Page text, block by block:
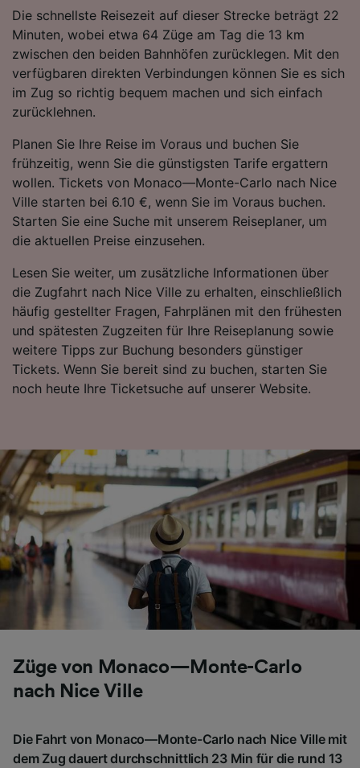
Die schnellste Reisezeit auf dieser Strecke beträgt 22
Minuten, wobei etwa 64 Züge am Tag die 13 km
zwischen den beiden Bahnhöfen zurücklegen. Mit den
verfügbaren direkten Verbindungen können Sie es sich
im Zug so richtig bequem machen und sich einfach
zurücklehnen.
Planen Sie Ihre Reise im Voraus und buchen Sie
frühzeitig, wenn Sie die günstigsten Tarife ergattern
wollen. Tickets von Monaco—Monte-Carlo nach Nice
Ville starten bei 6.10 €, wenn Sie im Voraus buchen.
Starten Sie eine Suche mit unserem Reiseplaner, um
die aktuellen Preise einzusehen.
Lesen Sie weiter, um zusätzliche Informationen über
die Zugfahrt nach Nice Ville zu erhalten, einschließlich
häufig gestellter Fragen, Fahrplänen mit den frühesten
und spätesten Zugzeiten für Ihre Reiseplanung sowie
weitere Tipps zur Buchung besonders günstiger
Tickets. Wenn Sie bereit sind zu buchen, starten Sie
noch heute Ihre Ticketsuche auf unserer Website.
Züge von Monaco—Monte-Carlo
nach Nice Ville
Die Fahrt von Monaco—Monte-Carlo nach Nice Ville mit
dem Zug dauert durchschnittlich 23 Min für die rund 13
Folgendes bereitzustellen:
Verwendung genauer Standortdaten.
Endgeräteeigenschaften zur Identifikation
aktiv abfragen. Speichern von oder Zugriff auf
Informationen auf einem Endgerät.
Personalisierte Werbung und Inhalte, Messung
von Werbeleistung und der Performance von
Entwicklung und Verbesserung von
Angeboten.
Liste der Partner (Lieferanten)